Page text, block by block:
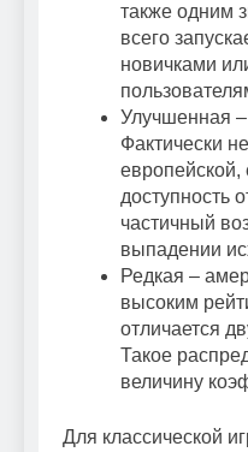
также одним
всего
новичками
Улучшенная
Фактически
европейской,
доступность
частичный
выпадении
Редкая –
высоким
отличается
Такое
величину
Для классической